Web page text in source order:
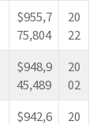
$955,7
75,804
20
22
$948,9
45,489
20
02
$942,6
20